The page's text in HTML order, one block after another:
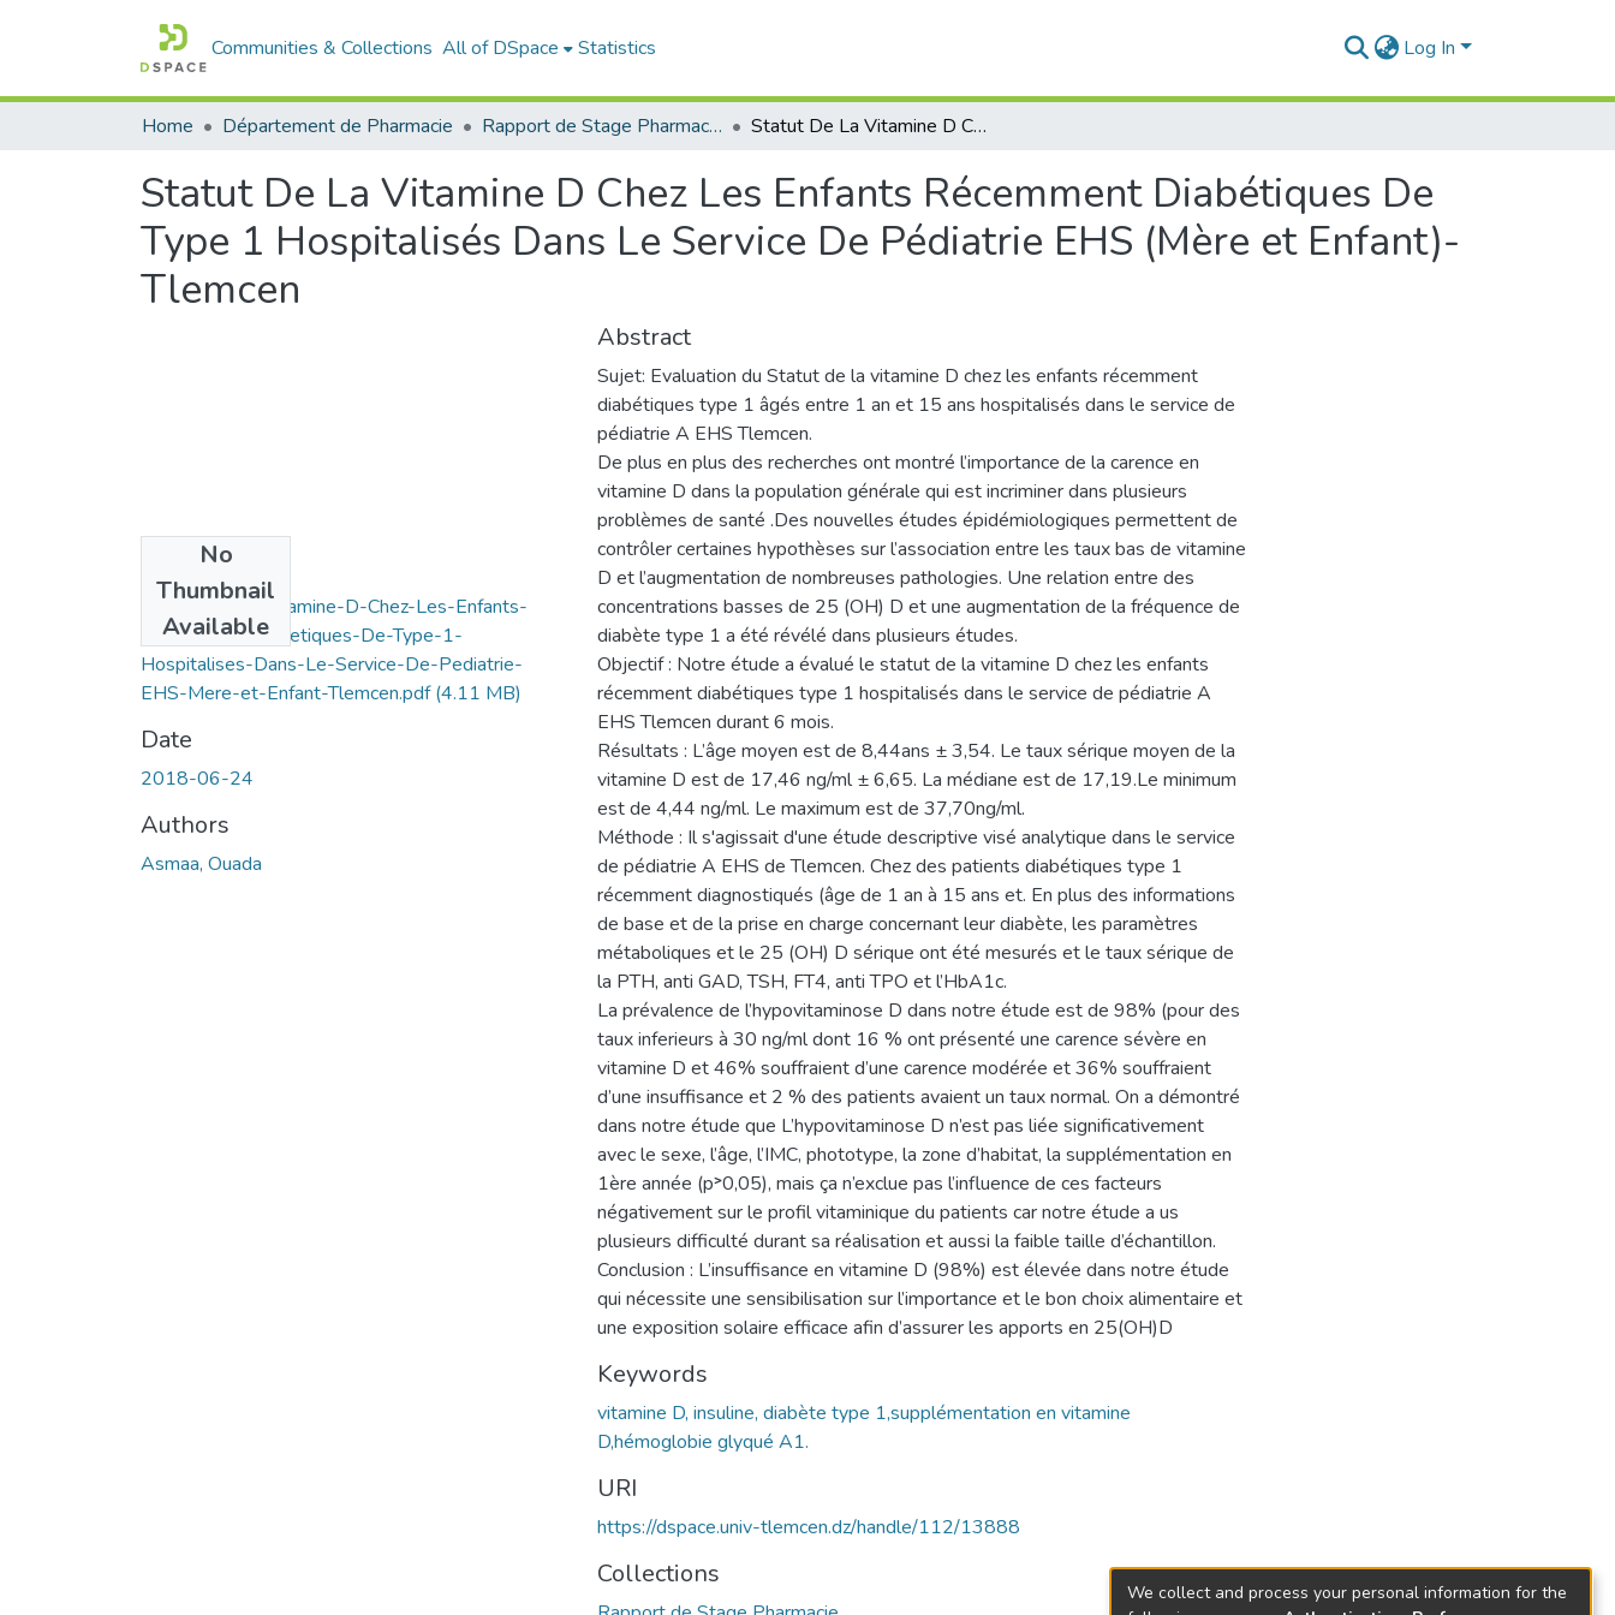
Communities & Collections All of DSpace Statistics Log In
Home Département de Pharmacie Rapport de Stage Pharmacie Statut De La Vitamine D Chez Les Enfants Récemment Diabétiques De Type 1 Hospitalisés Dans Le Service De Pédiatrie EHS (Mère et Enfant)-Tlemcen
Statut De La Vitamine D Chez Les Enfants Récemment Diabétiques De
Type 1 Hospitalisés Dans Le Service De Pédiatrie EHS (Mère et Enfant)-
Tlemcen
No
Thumbnail
Available
Statut-De-La-Vitamine-D-Chez-Les-Enfants-
Recemment-Diabetiques-De-Type-1-
Hospitalises-Dans-Le-Service-De-Pediatrie-
EHS-Mere-et-Enfant-Tlemcen.pdf(4.11 MB)
Date
2018-06-24
Authors
Asmaa, Ouada
Abstract
Sujet: Evaluation du Statut de la vitamine D chez les enfants récemment
diabétiques type 1 âgés entre 1 an et 15 ans hospitalisés dans le service de
pédiatrie A EHS Tlemcen.
De plus en plus des recherches ont montré l’importance de la carence en
vitamine D dans la population générale qui est incriminer dans plusieurs
problèmes de santé .Des nouvelles études épidémiologiques permettent de
contrôler certaines hypothèses sur l’association entre les taux bas de vitamine
D et l’augmentation de nombreuses pathologies. Une relation entre des
concentrations basses de 25 (OH) D et une augmentation de la fréquence de
diabète type 1 a été révélé dans plusieurs études.
Objectif : Notre étude a évalué le statut de la vitamine D chez les enfants
récemment diabétiques type 1 hospitalisés dans le service de pédiatrie A
EHS Tlemcen durant 6 mois.
Résultats : L’âge moyen est de 8,44ans ± 3,54. Le taux sérique moyen de la
vitamine D est de 17,46 ng/ml ± 6,65. La médiane est de 17,19.Le minimum
est de 4,44 ng/ml. Le maximum est de 37,70ng/ml.
Méthode : Il s'agissait d'une étude descriptive visé analytique dans le service
de pédiatrie A EHS de Tlemcen. Chez des patients diabétiques type 1
récemment diagnostiqués (âge de 1 an à 15 ans et. En plus des informations
de base et de la prise en charge concernant leur diabète, les paramètres
métaboliques et le 25 (OH) D sérique ont été mesurés et le taux sérique de
la PTH, anti GAD, TSH, FT4, anti TPO et l’HbA1c.
La prévalence de l’hypovitaminose D dans notre étude est de 98% (pour des
taux inferieurs à 30 ng/ml dont 16 % ont présenté une carence sévère en
vitamine D et 46% souffraient d’une carence modérée et 36% souffraient
d’une insuffisance et 2 % des patients avaient un taux normal. On a démontré
dans notre étude que L’hypovitaminose D n’est pas liée significativement
avec le sexe, l’âge, l’IMC, phototype, la zone d’habitat, la supplémentation en
1ère année (p˃0,05), mais ça n’exclue pas l’influence de ces facteurs
négativement sur le profil vitaminique du patients car notre étude a us
plusieurs difficulté durant sa réalisation et aussi la faible taille d’échantillon.
Conclusion : L’insuffisance en vitamine D (98%) est élevée dans notre étude
qui nécessite une sensibilisation sur l’importance et le bon choix alimentaire et
une exposition solaire efficace afin d’assurer les apports en 25(OH)D
Keywords
vitamine D, insuline, diabète type 1,supplémentation en vitamine
D,hémoglobie glyqué A1.
URI
https://dspace.univ-tlemcen.dz/handle/112/13888
Collections
We collect and process your personal information for the